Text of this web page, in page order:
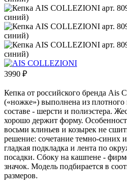
3990 ₽
Кепка от российского бренда Ais
(«ножке») выполнена из плотного
составе - шерсти и полиэстера.
хорошо держит форму.
восьми клиньев и козырек не
решение: сочетание темно-синих
гладкая подкладка и лента по
посадки. Сбоку на кашпене -
значок. Модель подбирается в
размеров.